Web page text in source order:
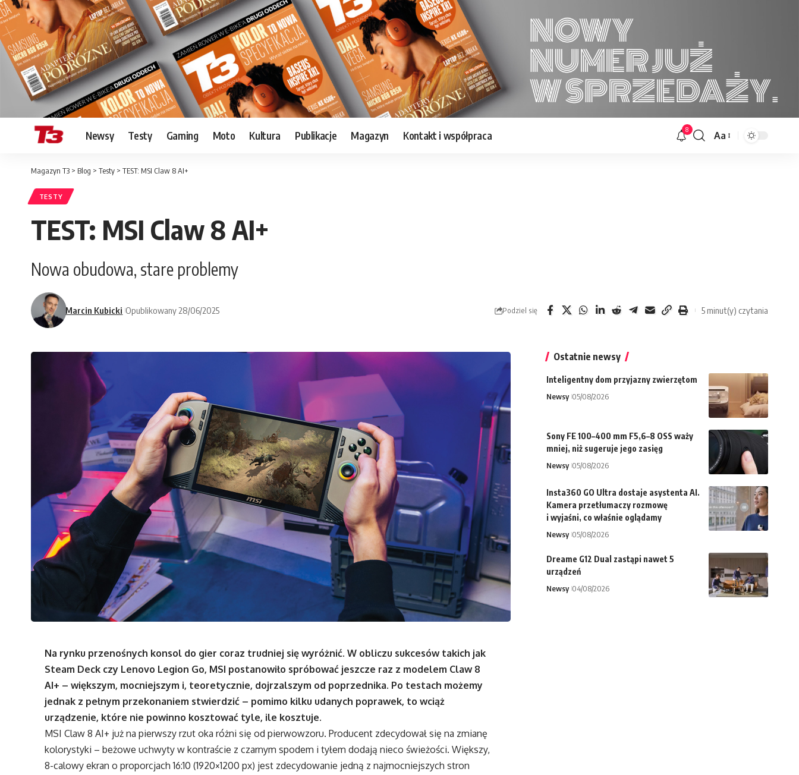
Newsy Testy Gaming Moto Kultura Publikacje Magazyn Kontakt i współpraca 8
Font
Aa
Magazyn T3 > Blog > Testy > TEST: MSI Claw 8 AI+
TESTY
TEST: MSI Claw 8 AI+
Nowa obudowa, stare problemy
Marcin Kubicki Opublikowany 28/06/2025 Podziel się 5 minut(y) czytania
Na rynku przenośnych konsol do gier coraz trudniej się wyróżnić. W obliczu sukcesów takich jak
Steam Deck czy Lenovo Legion Go, MSI postanowiło spróbować jeszcze raz z modelem Claw 8
AI+ – większym, mocniejszym i, teoretycznie, dojrzalszym od poprzednika. Po testach możemy
jednak z pełnym przekonaniem stwierdzić – pomimo kilku udanych poprawek, to wciąż
urządzenie, które nie powinno kosztować tyle, ile kosztuje.
MSI Claw 8 AI+ już na pierwszy rzut oka różni się od pierwowzoru. Producent zdecydował się na zmianę
kolorystyki – beżowe uchwyty w kontraście z czarnym spodem i tyłem dodają nieco świeżości. Większy,
8-calowy ekran o proporcjach 16:10 (1920×1200 px) jest zdecydowanie jedną z najmocniejszych stron
Ostatnie newsy
Inteligentny dom przyjazny zwierzętom
Newsy 05/08/2026
Sony FE 100–400 mm F5,6–8 OSS waży
mniej, niż sugeruje jego zasięg
Newsy 05/08/2026
Insta360 GO Ultra dostaje asystenta AI.
Kamera przetłumaczy rozmowę
i wyjaśni, co właśnie oglądamy
Newsy 05/08/2026
Dreame G12 Dual zastąpi nawet 5
urządzeń
Newsy 04/08/2026